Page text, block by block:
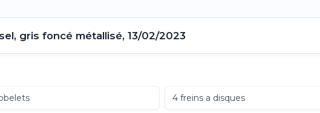
gris foncé métallisé, 13/02/2023
4 freins a disques